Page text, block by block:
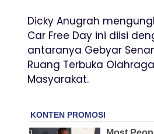
Dicky Anugrah
Car Free Day ini diisi
antaranya Gebyar
Ruang Terbuka
Masyarakat.